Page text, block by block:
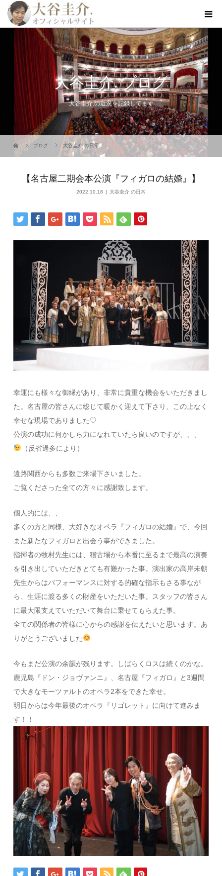
大谷圭介. ブログ
大谷圭介.の近況を記録してます
ブログ 大谷圭介.の日常
【名古屋二期会本公演『フィガロの結婚』】
2022.10.18 大谷圭介.の日常
幸運にも様々な御縁があり、非常に貴重な機会をいただきまし
た。名古屋の皆さんに総じて暖かく迎えて下さり、この上なく
幸せな現場でありました♡
公演の成功に何かしら力になれていたら良いのですが、、、
（反省過多により）
遠路関西からも多数ご来場下さいました。
ご覧くださった全ての方々に感謝致します。
個人的には、、
多くの方と同様、大好きなオペラ『フィガロの結婚』で、今回
また新たなフィガロと出会う事ができました。
指揮者の牧村先生には、稽古場から本番に至るまで最高の演奏
を引き出していただきとても有難かった事。演出家の高岸未朝
先生からはパフォーマンスに対する的確な指示もさる事なが
ら、生涯に渡る多くの財産をいただいた事。スタッフの皆さん
に最大限支えていただいて舞台に乗せてもらえた事。
全ての関係者の皆様に心からの感謝を伝えたいと思います。あ
りがとうございました
今もまだ公演の余韻が残ります。しばらくロスは続くのかな。
鹿児島『ドン・ジョヴァンニ』、名古屋『フィガロ』と3週間
で大きなモーツァルトのオペラ2本をできた幸せ。
明日からは今年最後のオペラ『リゴレット』に向けて進みま
す！！